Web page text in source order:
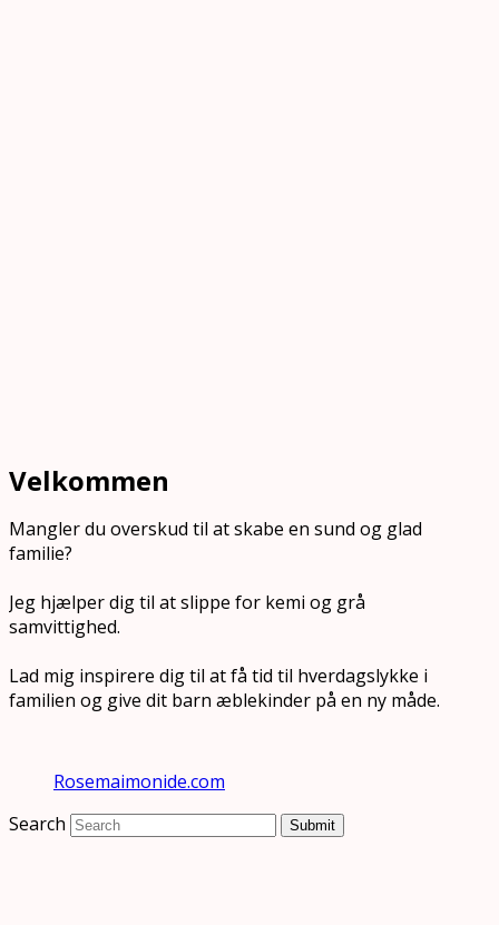
Velkommen
Mangler du overskud til at skabe en sund og glad
familie?
Jeg hjælper dig til at slippe for kemi og grå
samvittighed.
Lad mig inspirere dig til at få tid til hverdagslykke i
familien og give dit barn æblekinder på en ny måde.
Rosemaimonide.com
Search
Submit